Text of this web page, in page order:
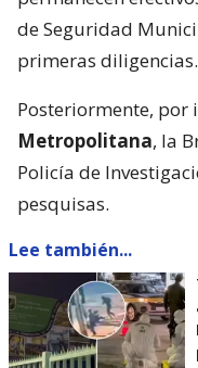
de Seguridad
primeras diligencias.
Posteriormente, por
Metropolitana, la
Policía de
pesquisas.
Lee también...